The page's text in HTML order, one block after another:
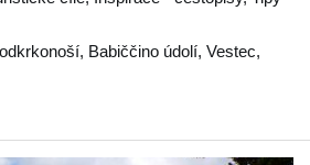
, Babiččino údolí, Vestec,